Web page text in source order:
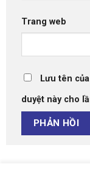
Trang web
Lưu tên
duyệt này cho